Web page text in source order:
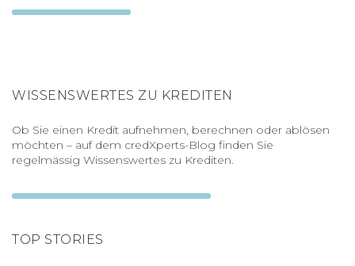
WISSENSWERTES ZU KREDITEN
Ob Sie einen Kredit aufnehmen, berechnen oder ablösen
möchten – auf dem credXperts-Blog finden Sie
regelmässig Wissenswertes zu Krediten.
TOP STORIES